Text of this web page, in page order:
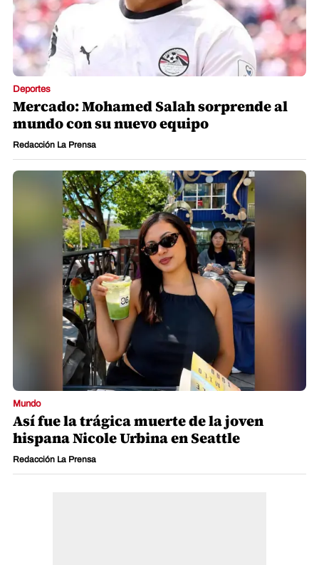
Deportes
Mercado: Mohamed Salah sorprende al
mundo con su nuevo equipo
Redacción La Prensa
Mundo
Así fue la trágica muerte de la joven
hispana Nicole Urbina en Seattle
Redacción La Prensa